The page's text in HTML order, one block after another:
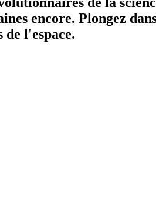
encore. Plongez
l'espace.